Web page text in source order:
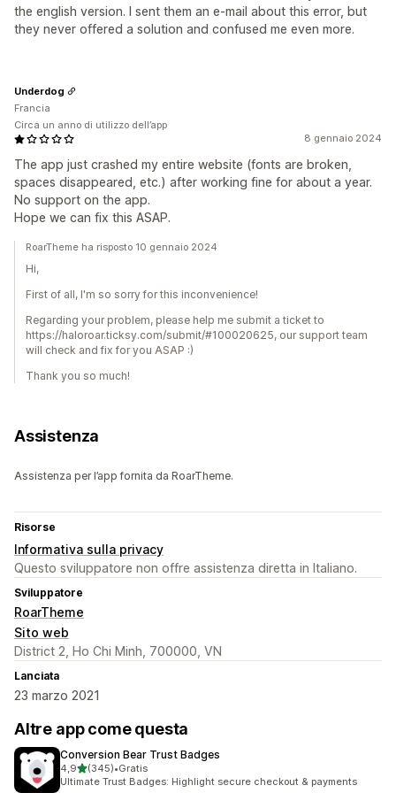
the english version. I sent them an e-mail about this error, but
they never offered a solution and confused me even more.
8 gennaio 2024
The app just crashed my entire website (fonts are broken,
spaces disappeared, etc.) after working fine for about a year.
No support on the app.
Hope we can fix this ASAP.
Underdog
Francia
Circa un anno di utilizzo dell’app
RoarTheme ha risposto 10 gennaio 2024
Hi,
First of all, I'm so sorry for this inconvenience!
Regarding your problem, please help me submit a ticket to
https://haloroar.ticksy.com/submit/#100020625, our support team
will check and fix for you ASAP :)
Thank you so much!
Assistenza
Assistenza per l’app fornita da RoarTheme.
Risorse
Informativa sulla privacy
Questo sviluppatore non offre assistenza diretta in Italiano.
Sviluppatore
RoarTheme
Sito web
District 2, Ho Chi Minh, 700000, VN
Lanciata
23 marzo 2021
Altre app come questa
Conversion Bear Trust Badges
4,9stelle su 5
(345)
345 recensioni totali
•Gratis
Ultimate Trust Badges: Highlight secure checkout & payments